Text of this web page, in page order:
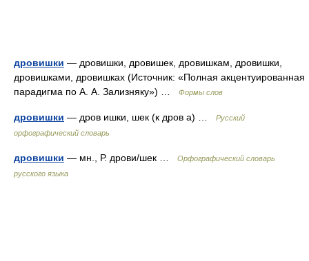
дровишки — дровишки, дровишек, дровишкам, дровишки,
дровишками, дровишках (Источник: «Полная акцентуированная
парадигма по А. А. Зализняку») …
Формы слов
дровишки — дров ишки, шек (к дров а) …
Русский
орфографический словарь
дровишки — мн., Р. дрови/шек …
Орфографический словарь
русского языка